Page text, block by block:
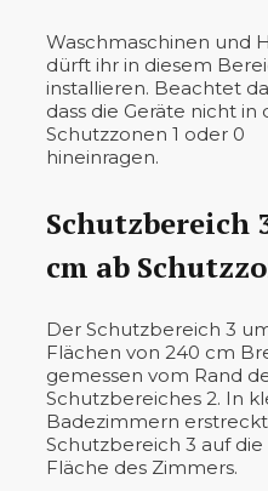
Waschmaschinen und
dürft ihr in diesem
installieren. Beachtet
dass die Geräte nicht in
Schutzzonen 1 oder 0
hineinragen.
Schutzbereich
cm ab
Der Schutzbereich 3
Flächen von 240 cm
gemessen vom Rand
Schutzbereiches 2. In
Badezimmern
Schutzbereich 3 auf
Fläche des Zimmers.